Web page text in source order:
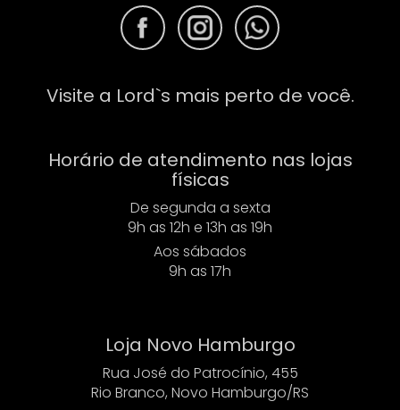
F F F
Visite a Lord`s mais perto de você.
Horário de atendimento nas lojas
físicas
De segunda a sexta
9h as 12h e 13h as 19h
Aos sábados
9h as 17h
Loja Novo Hamburgo
Rua José do Patrocínio, 455
Rio Branco, Novo Hamburgo/RS